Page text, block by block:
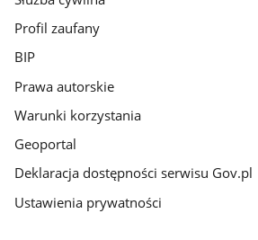
Profil zaufany
BIP
Prawa autorskie
Warunki korzystania
Geoportal
Deklaracja dostępności serwisu Gov.pl
Ustawienia prywatności